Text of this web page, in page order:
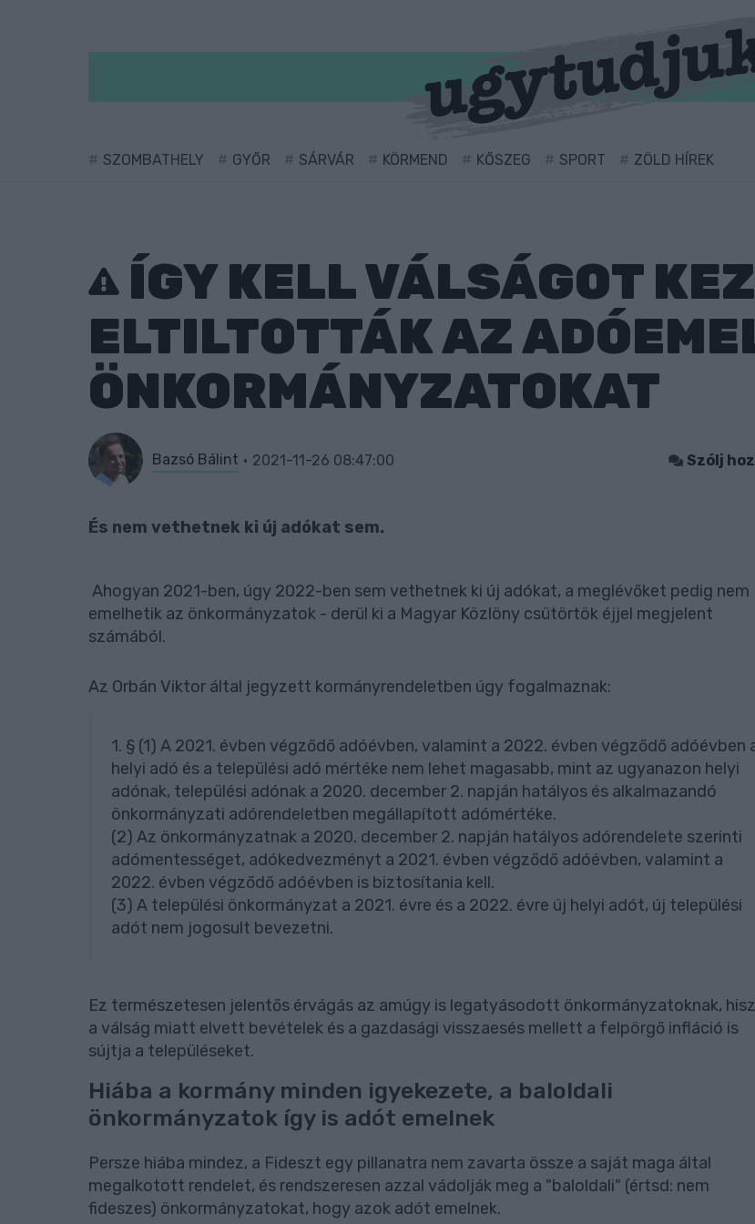
SZOMBATHELY GYŐR SÁRVÁR KÖRMEND KŐSZEG SPORT ZÖLD HÍREK
ÍGY KELL VÁLSÁGOT
ELTILTOTTÁK AZ
ÖNKORMÁNYZATOKAT
Bazsó Bálint 2021-11-26 08:47:00 Szólj
És nem vethetnek ki új adókat sem.
Ahogyan 2021-ben, úgy 2022-ben sem vethetnek ki új adókat, a meglévőket pedig nem
emelhetik az önkormányzatok - derül ki a Magyar Közlöny csütörtök éjjel megjelent
számából.
Az Orbán Viktor által jegyzett kormányrendeletben úgy fogalmaznak:
1. § (1) A 2021. évben végződő adóévben, valamint a 2022. évben végződő adóévben
helyi adó és a települési adó mértéke nem lehet magasabb, mint az ugyanazon helyi
adónak, települési adónak a 2020. december 2. napján hatályos és alkalmazandó
önkormányzati adórendeletben megállapított adómértéke.
(2) Az önkormányzatnak a 2020. december 2. napján hatályos adórendelete szerinti
adómentességet, adókedvezményt a 2021. évben végződő adóévben, valamint a
2022. évben végződő adóévben is biztosítania kell.
(3) A települési önkormányzat a 2021. évre és a 2022. évre új helyi adót, új települési
adót nem jogosult bevezetni.
Ez természetesen jelentős érvágás az amúgy is legatyásodott önkormányzatoknak,
a válság miatt elvett bevételek és a gazdasági visszaesés mellett a felpörgő infláció is
sújtja a településeket.
Hiába a kormány minden igyekezete, a baloldali
önkormányzatok így is adót emelnek
Persze hiába mindez, a Fideszt egy pillanatra nem zavarta össze a saját maga által
megalkotott rendelet, és rendszeresen azzal vádolják meg a "baloldali" (értsd: nem
fideszes) önkormányzatokat, hogy azok adót emelnek.